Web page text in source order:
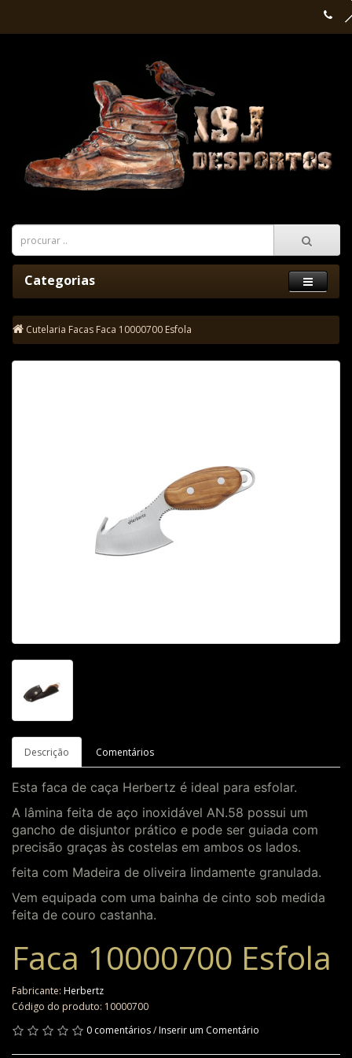
Categorias
Cutelaria Facas Faca 10000700 Esfola
Descrição Comentários
Esta faca de caça Herbertz é ideal para esfolar.
A lâmina feita de aço inoxidável AN.58 possui um
gancho de disjuntor prático e pode ser guiada com
precisão graças às costelas em ambos os lados.
feita com Madeira de oliveira lindamente granulada.
Vem equipada com uma bainha de cinto sob medida
feita de couro castanha.
Faca 10000700 Esfola
Fabricante: Herbertz
Código do produto: 10000700
0 comentários/Inserir um Comentário